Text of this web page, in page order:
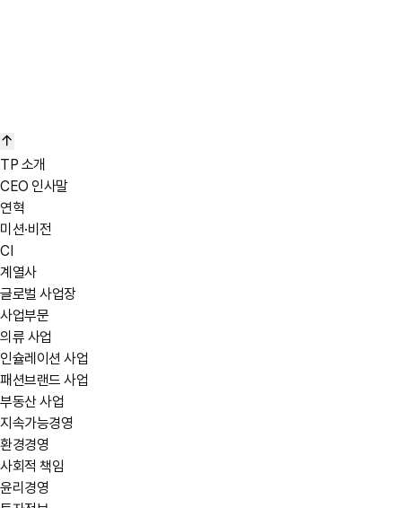
바로가기
TP 소개
CEO 인사말
연혁
미션·비전
CI
계열사
글로벌 사업장
사업부문
의류 사업
인슐레이션 사업
패션브랜드 사업
부동산 사업
지속가능경영
환경경영
사회적 책임
윤리경영